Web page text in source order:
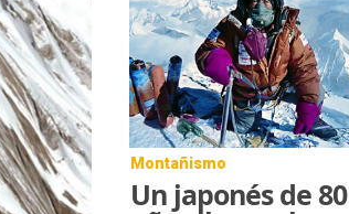
Montañismo
Un japonés de 80